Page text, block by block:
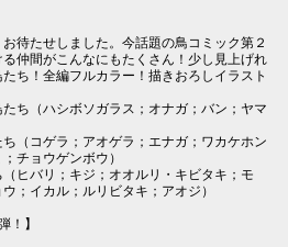
待たせしました。今話題の鳥コミック第２
仲間がこんなにもたくさん！少し見上げれ
ち！全編フルカラー！描きおろしイラスト
ち（ハシボソガラス；オナガ；バン；ヤマ
（コゲラ；アオゲラ；エナガ；ワカケホン
チョウゲンボウ）
ヒバリ；キジ；オオルリ・キビタキ；モ
；イカル；ルリビタキ；アオジ）
！】